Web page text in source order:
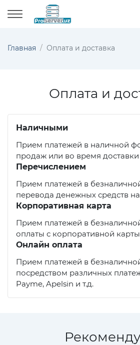
Главная Оплата и доставка
Оплата и
Наличными
Прием платежей в наличной
продаж или во время доставки
Перечислением
Прием платежей в
перевода денежных средств
Корпоративная карта
Прием платежей в
оплаты с корпоративной
Онлайн оплата
Прием платежей в
посредством различных
Payme, Apelsin и т.д.